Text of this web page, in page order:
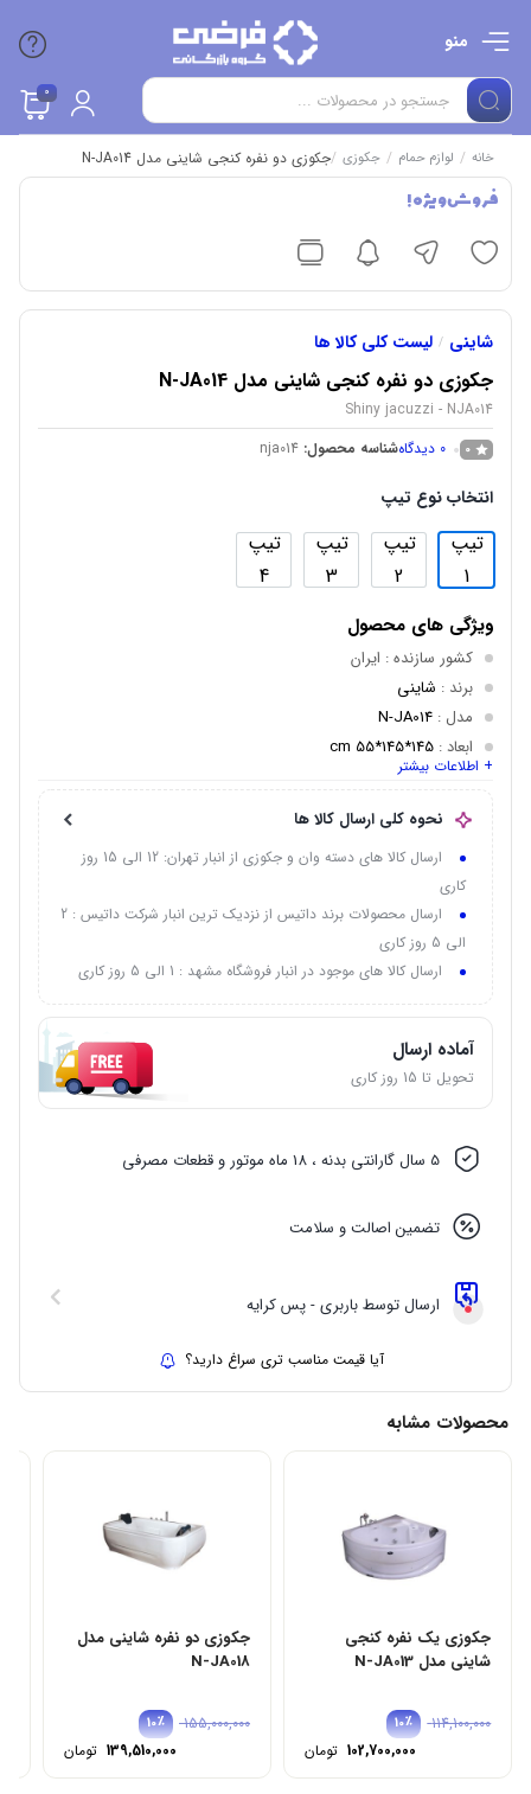
منو
0
خانه / لوازم حمام / جکوزی /جکوزی دو نفره کنجی شاینی مدل N-JA014
فروش ویژه !
شاینی / لیست کلی کالا ها
جکوزی دو نفره کنجی شاینی مدل N-JA014
Shiny jacuzzi - NJA014
0
0 دیدگاهشناسه محصول: nja014
انتخاب نوع تیپ
تیپ
1
تیپ
2
تیپ
3
تیپ
4
ویژگی های محصول
کشور سازنده: ایران
برند : شاینی
مدل :
N-JA014
ابعاد:
145*145*55 cm
تعداد مدل: 4 تیپ
جنس بدنه : ABS/PMMA
رنگ بدنه داخلی: سفید
توان موتور: 1.2 اسب بخار
موتور جکوزی
ظرفیت:2 نفر
+ اطلاعات بیشتر
نحوه کلی ارسال کالا ها
ارسال کالا های دسته وان و جکوزی از انبار تهران: 12 الی 15 روز
کاری
ارسال محصولات برند داتیس از نزدیک ترین انبار شرکت داتیس : 2
الی 5 روز کاری
ارسال کالا های موجود در انبار فروشگاه مشهد : 1 الی 5 روز کاری
آماده ارسال
تحویل تا 15 روز کاری
5 سال گارانتی بدنه ، 18 ماه موتور و قطعات مصرفی
تضمین اصالت و سلامت
ارسال توسط باربری - پس کرایه
آیا قیمت مناسب تری سراغ دارید؟
محصولات مشابه
جکوزی یک نفره کنجی
شاینی مدل N-JA013
٪10
114,100,000
102,700,000 تومان
جکوزی دو نفره شاینی مدل
N-JA018
٪10
155,000,000
139,510,000 تومان